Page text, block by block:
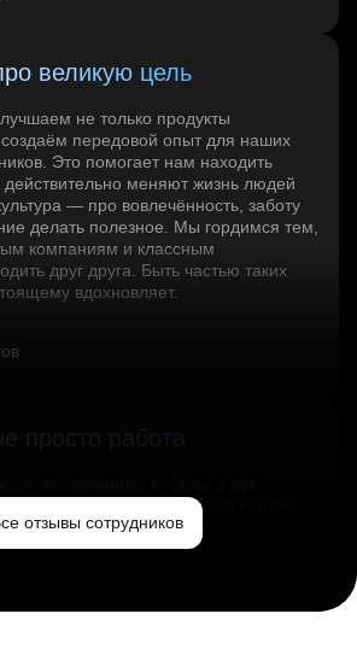
великую цель
не только продукты
передовой опыт для наших
Это помогает нам находить
меняют жизнь людей
— про вовлечённость, заботу
делать полезное. Мы гордимся тем,
компаниям и классным
друг друга. Быть частью таких
вдохновляет.
просто работа
миру и создаём лучший сервис
стране.
отзывы сотрудников